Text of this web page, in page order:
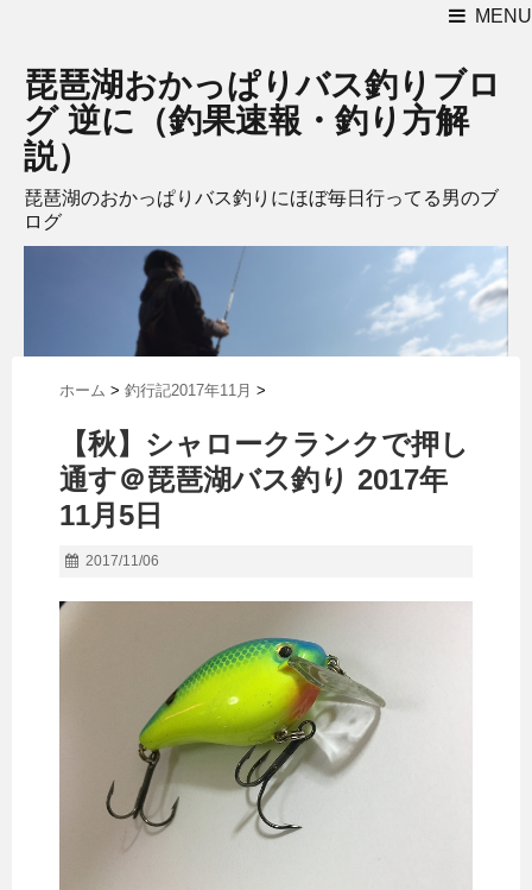
MENU
琵琶湖おかっぱりバス釣りブロ
グ 逆に（釣果速報・釣り方解
説）
琵琶湖のおかっぱりバス釣りにほぼ毎日行ってる男のブ
ログ
ホーム > 釣行記2017年11月 >
【秋】シャロークランクで押し
通す＠琵琶湖バス釣り 2017年
11月5日
2017/11/06